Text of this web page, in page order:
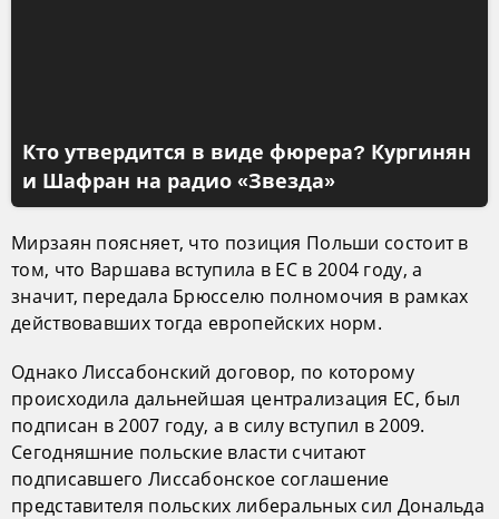
Кто утвердится в виде фюрера? Кургинян
и Шафран на радио «Звезда»
Мирзаян поясняет, что позиция Польши состоит в
том, что Варшава вступила в ЕС в 2004 году, а
значит, передала Брюсселю полномочия в рамках
действовавших тогда европейских норм.
Однако Лиссабонский договор, по которому
происходила дальнейшая централизация ЕС, был
подписан в 2007 году, а в силу вступил в 2009.
Сегодняшние польские власти считают
подписавшего Лиссабонское соглашение
представителя польских либеральных сил Дональда